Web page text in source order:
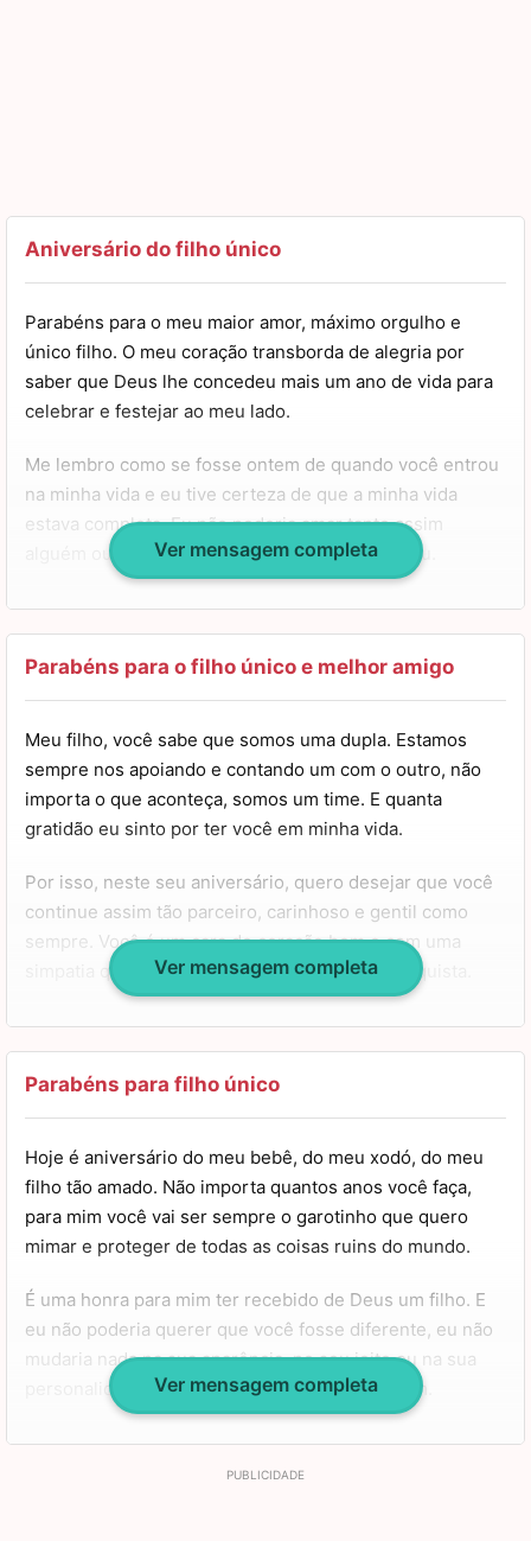
Aniversário do filho único
Parabéns para o meu maior amor, máximo orgulho e
único filho. O meu coração transborda de alegria por
saber que Deus lhe concedeu mais um ano de vida para
celebrar e festejar ao meu lado.
Me lembro como se fosse ontem de quando você entrou
na minha vida e eu tive certeza de que a minha vida
estava completa. Eu não poderia amar tanto assim
alguém outra vez, todo o meu coração já era seu.
Esta é a minha mensagem de aniversário para você, filho.
Tenha um aniversário muito feliz e uma vida repleta de
coisas boas, você merece. Meus parabéns, meu amor.
Ver mensagem completa
Parabéns para o filho único e melhor amigo
Meu filho, você sabe que somos uma dupla. Estamos
sempre nos apoiando e contando um com o outro, não
importa o que aconteça, somos um time. E quanta
gratidão eu sinto por ter você em minha vida.
Por isso, neste seu aniversário, quero desejar que você
continue assim tão parceiro, carinhoso e gentil como
sempre. Você é um cara de coração bom e com uma
simpatia que conquista qualquer um que o conquista.
Cresça, aprenda, evolua e se reinvente, mas nunca perca
sua essência e esse brilho nos olhos que é só seu.
Tenha um feliz aniversário, meu amigo, meu parceiro,
meu filho. Um grande beijo e um forte abraço.
Ver mensagem completa
Parabéns para filho único
Hoje é aniversário do meu bebê, do meu xodó, do meu
filho tão amado. Não importa quantos anos você faça,
para mim você vai ser sempre o garotinho que quero
mimar e proteger de todas as coisas ruins do mundo.
É uma honra para mim ter recebido de Deus um filho. E
eu não poderia querer que você fosse diferente, eu não
mudaria nada na sua aparência, no seu jeito ou na sua
personalidade. Você é único e foi feito para mim.
Espero que você tenha um dia muito especial hoje e que
sua vida seja muito longa, sempre com amor e graças
Ver mensagem completa